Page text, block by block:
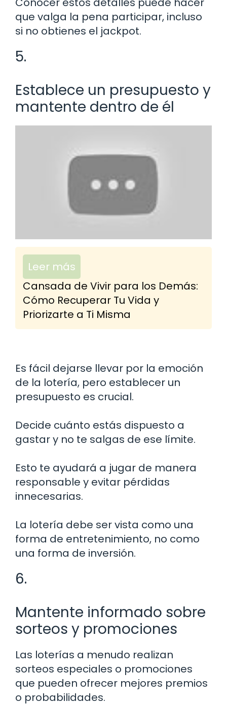
que valga la pena participar, incluso
si no obtienes el jackpot.
5.
Establece un presupuesto y
mantente dentro de él
Leer más
Cansada de Vivir para los Demás:
Cómo Recuperar Tu Vida y
Priorizarte a Ti Misma
Es fácil dejarse llevar por la emoción
de la lotería, pero establecer un
presupuesto es crucial.
Decide cuánto estás dispuesto a
gastar y no te salgas de ese límite.
Esto te ayudará a jugar de manera
responsable y evitar pérdidas
innecesarias.
La lotería debe ser vista como una
forma de entretenimiento, no como
una forma de inversión.
6.
Mantente informado sobre
sorteos y promociones
Las loterías a menudo realizan
sorteos especiales o promociones
que pueden ofrecer mejores premios
o probabilidades.